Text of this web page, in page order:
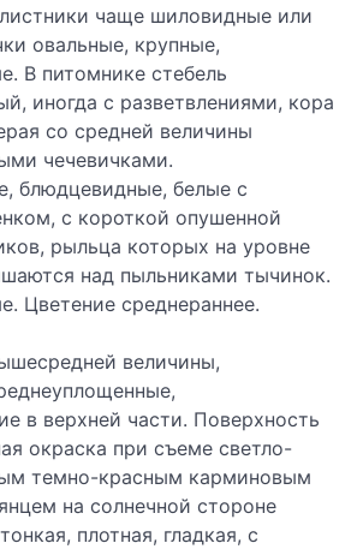
чаще шиловидные или
овальные, крупные,
В питомнике стебель
иногда с разветвлениями, кора
со средней величины
чечевичками.
блюдцевидные, белые с
с короткой опушенной
рыльца которых на уровне
над пыльниками тычинок.
Цветение среднераннее.
величины,
в верхней части. Поверхность
окраска при съеме светло-
темно-красным карминовым
на солнечной стороне
плотная, гладкая, с